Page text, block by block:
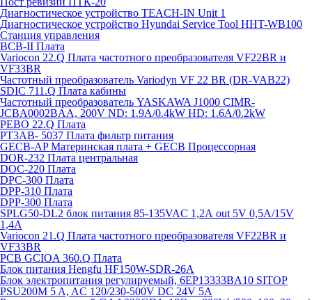
Диагностическое устройство TEACH-IN Unit 1
Диагностическое устройство Hyundai Service Tool HHT-WB100
Станция управления
BCB-II Плата
Variocon 22.Q Плата частотного преобразователя VF22BR и
VF33BR
Частотный преобразователь Variodyn VF 22 BR (DR-VAB22)
SDIC 711.Q Плата кабины
Частотный преобразователь YASKAWA J1000 CIMR-
JCBA0002BAA, 200V ND: 1.9A/0.4kW HD: 1.6A/0.2kW
PEBO 22.Q Плата
РТ3АВ- 5037 Плата фильтр питания
GECB-AP Материнская плата + GECB Процессорная
DOR-232 Плата центральная
DOC-220 Плата
DPC-300 Плата
DPP-310 Плата
DPP-300 Плата
SPLG50-DL2 блок питания 85-135VAC 1,2А out 5V 0,5А/15V
1,4А
Variocon 21.Q Плата частотного преобразователя VF22BR и
VF33BR
PCB GCIOA 360.Q Плата
Блок питания Hengfu HF150W-SDR-26A
Блок электропитания регулируемый, 6EP13333BA10 SITOP
PSU200M 5 A, AC 120/230-500V DC 24V 5A